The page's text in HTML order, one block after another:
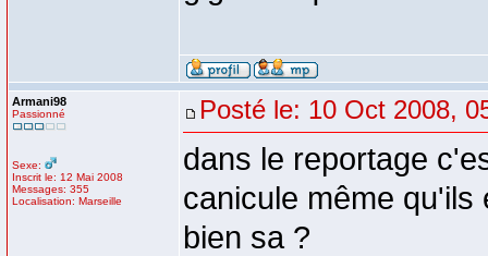
Armani98
Passionné
Sexe:
Inscrit le: 12 Mai 2008
Messages: 355
Localisation: Marseille
Posté le: 10 Oct 2008,
dans le reportage
canicule même
bien sa ?